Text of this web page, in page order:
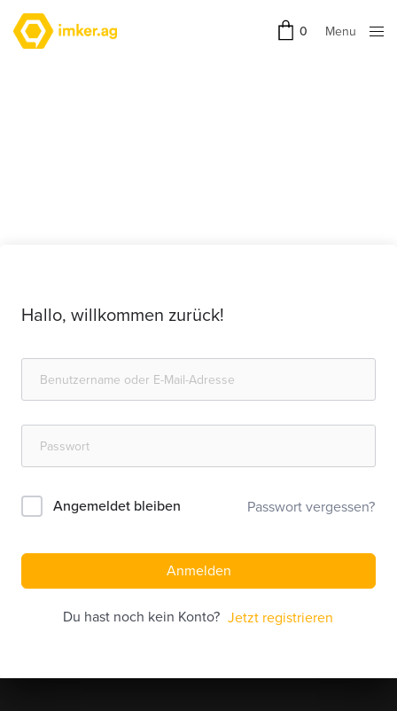
0
Menu
Hallo, willkommen zurück!
Angemeldet bleiben Passwort vergessen?
Anmelden
Du hast noch kein Konto? Jetzt registrieren